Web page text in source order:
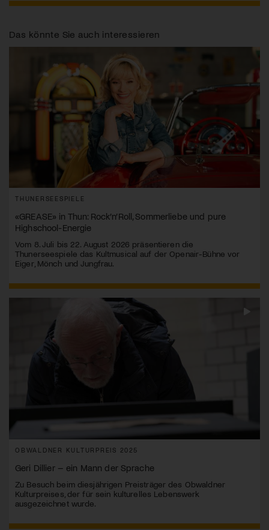
Das könnte Sie auch interessieren
THUNERSEESPIELE
«GREASE» in Thun: Rock’n’Roll, Sommerliebe und pure
Highschool-Energie
Vom 8. Juli bis 22. August 2026 präsentieren die
Thunerseespiele das Kultmusical auf der Openair-Bühne vor
Eiger, Mönch und Jungfrau.
OBWALDNER KULTURPREIS 2025
Geri Dillier – ein Mann der Sprache
Zu Besuch beim diesjährigen Preisträger des Obwaldner
Kulturpreises, der für sein kulturelles Lebenswerk
ausgezeichnet wurde.